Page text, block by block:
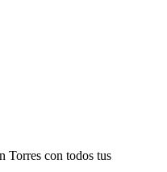
Torres con todos tus